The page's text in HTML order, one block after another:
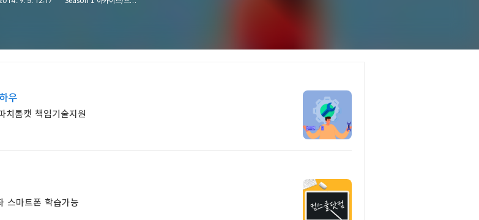
우
치톰캣 책임기술지원
스마트폰 학습가능